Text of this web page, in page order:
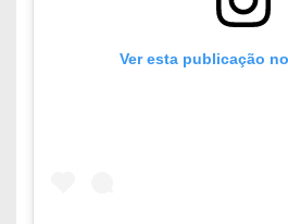
Ver esta publicação